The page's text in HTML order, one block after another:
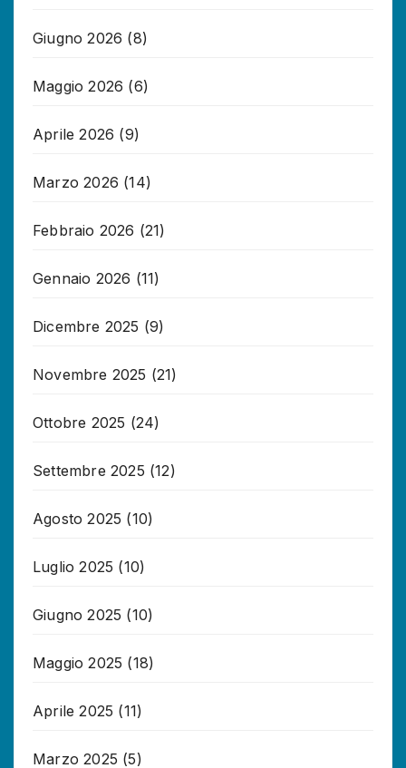
Giugno 2026 (8)
Maggio 2026 (6)
Aprile 2026 (9)
Marzo 2026 (14)
Febbraio 2026 (21)
Gennaio 2026 (11)
Dicembre 2025 (9)
Novembre 2025 (21)
Ottobre 2025 (24)
Settembre 2025 (12)
Agosto 2025 (10)
Luglio 2025 (10)
Giugno 2025 (10)
Maggio 2025 (18)
Aprile 2025 (11)
Marzo 2025 (5)